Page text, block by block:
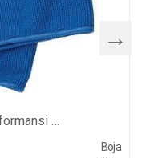
3M mikrofiber krpa visokih performansi SB2010, plave boje
Boja